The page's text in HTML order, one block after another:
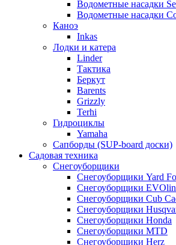
Водометные насадки
Водометные насадки
Каноэ
Inkas
Лодки и катера
Linder
Тактика
Беркут
Barents
Grizzly
Terhi
Гидроциклы
Yamaha
Сапборды (SUP-board доски)
Садовая техника
Снегоуборщики
Снегоуборщики Yard
Снегоуборщики
Снегоуборщики Cub
Снегоуборщики
Снегоуборщики Honda
Снегоуборщики MTD
Снегоуборщики Herz